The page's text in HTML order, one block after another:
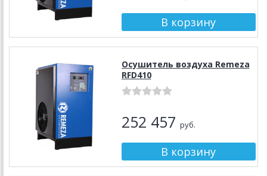
Осушитель воздуха Remeza
RFD410
252 457 руб.